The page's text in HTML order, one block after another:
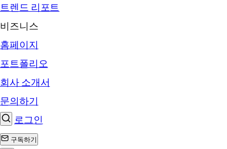
트렌드 리포트
비즈니스
홈페이지
포트폴리오
회사 소개서
문의하기
로그인
구독하기